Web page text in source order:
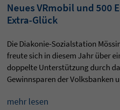
Neues VRmobil und 500
Extra-Glück
Die Diakonie-Sozialstation
freute sich in diesem Jahr über
doppelte Unterstützung durch
Gewinnsparen der Volksbanken
mehr lesen